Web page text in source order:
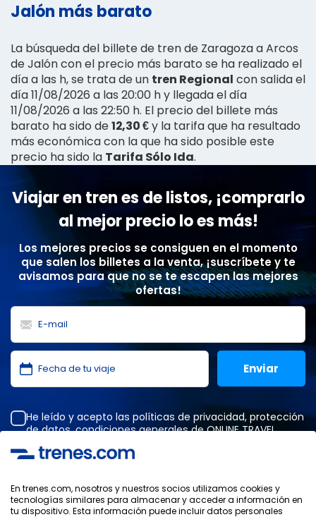
Jalón más barato
La búsqueda del billete de tren de Zaragoza a Arcos
de Jalón con el precio más barato se ha realizado el
día a las h, se trata de un tren Regional con salida el
día 11/08/2026 a las 20:00 h y llegada el día
11/08/2026 a las 22:50 h. El precio del billete más
barato ha sido de12,30 €y la tarifa que ha resultado
más económica con la que ha sido posible este
precio ha sido la Tarifa Sólo Ida.
Viajar en tren es de listos, ¡comprarlo
al mejor precio lo es más!
Los mejores precios se consiguen en el momento
que salen los billetes a la venta, ¡suscríbete y te
avisamos para que no se te escapen las mejores
ofertas!
He leído y acepto las políticas de privacidad, protección
de datos,condiciones generalesde ONLINE TRAVEL
Política de Privacidad
En trenes.com, nosotros y nuestros socios utilizamos cookies y
tecnologías similares para almacenar y acceder a información en
tu dispositivo. Esta información puede incluir datos personales